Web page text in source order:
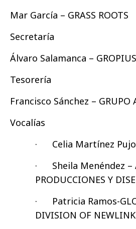
Mar García – GRASS ROOTS
Secretaría
Álvaro Salamanca – GROPIUS
Tesorería
Francisco Sánchez – GRUPO
Vocalías
· Celia Martínez Pujol
· Sheila Menéndez –
PRODUCCIONES Y
· Patricia Ramos-
DIVISION OF NEWLINK